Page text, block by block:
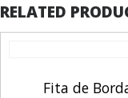
RELATED
Fita de